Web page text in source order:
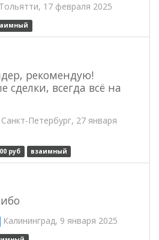
17 февраля 2025
рекомендую!
сделки, всегда всё на
Петербург, 27 января
руб взаимный
Калининград, 9 января 2025